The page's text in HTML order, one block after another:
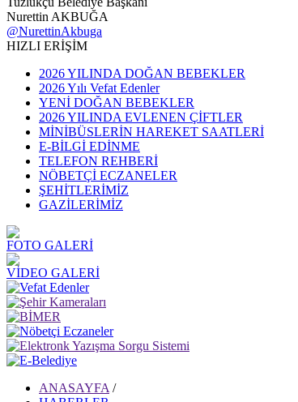
Nurettin AKBUĞA
@NurettinAkbuga
HIZLI ERİŞİM
2026 YILINDA DOĞAN BEBEKLER
2026 Yılı Vefat Edenler
YENİ DOĞAN BEBEKLER
2026 YILINDA EVLENEN ÇİFTLER
MİNİBÜSLERİN HAREKET SAATLERİ
E-BİLGİ EDİNME
TELEFON REHBERİ
NÖBETÇİ ECZANELER
ŞEHİTLERİMİZ
GAZİLERİMİZ
FOTO GALERİ
VİDEO GALERİ
ANASAYFA /